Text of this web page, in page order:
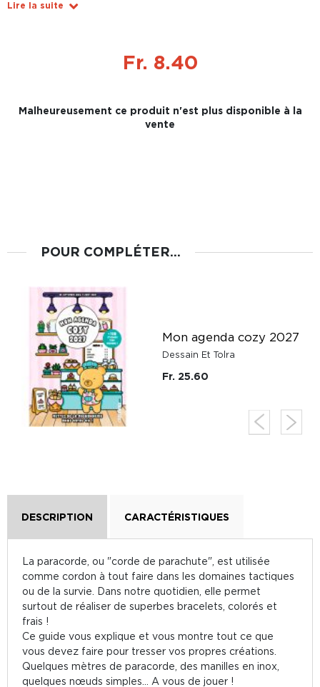
Lire la suite
Fr. 8.40
Malheureusement ce produit n'est plus disponible à la
vente
POUR COMPLÉTER...
Mon agenda cozy 2027
Dessain Et Tolra
Fr. 25.60
DESCRIPTION CARACTÉRISTIQUES
La paracorde, ou "corde de parachute", est utilisée
comme cordon à tout faire dans les domaines tactiques
ou de la survie. Dans notre quotidien, elle permet
surtout de réaliser de superbes bracelets, colorés et
frais !
Ce guide vous explique et vous montre tout ce que
vous devez faire pour tresser vos propres créations.
Quelques mètres de paracorde, des manilles en inox,
quelques nœuds simples... A vous de jouer !